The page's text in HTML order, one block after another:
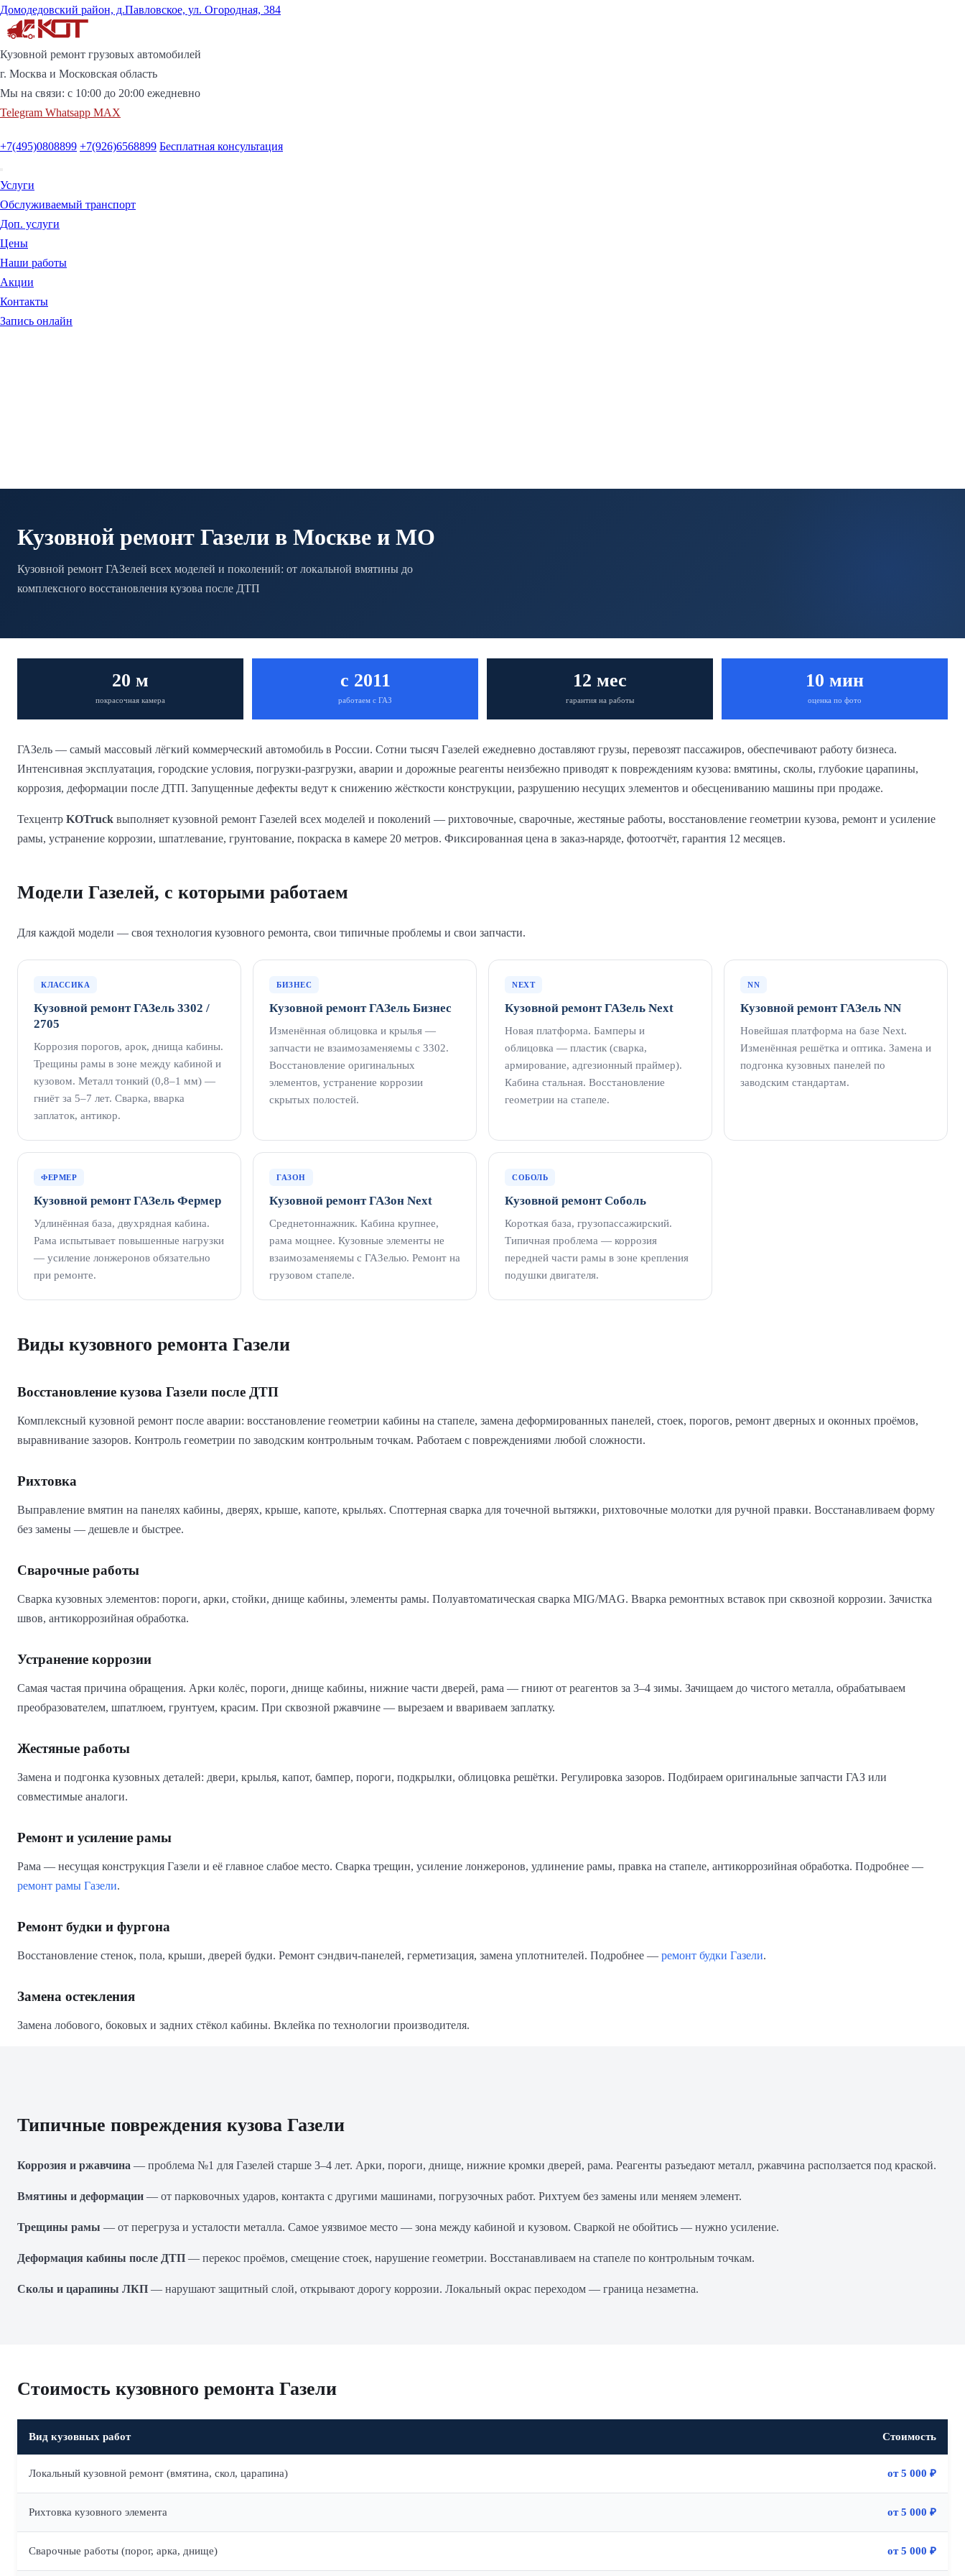
Домодедовский район, д.Павловское, ул. Огородная, 384
Кузовной ремонт грузовых автомобилей
г. Москва и Московская область
Мы на связи: с 10:00 до 20:00 ежедневно
Telegram Whatsapp MAX
+7(495)0808899 +7(926)6568899 Бесплатная консультация
Услуги
Обслуживаемый транспорт
Доп. услуги
Цены
Наши работы
Акции
Контакты
Запись онлайн
Кузовной ремонт Газели в Москве и МО
Кузовной ремонт ГАЗелей всех моделей и поколений: от локальной вмятины до
комплексного восстановления кузова после ДТП
20 м
покрасочная камера
с 2011
работаем с ГАЗ
12 мес
гарантия на работы
10 мин
оценка по фото
ГАЗель — самый массовый лёгкий коммерческий автомобиль в России. Сотни тысяч Газелей ежедневно доставляют грузы, перевозят пассажиров, обеспечивают работу бизнеса.
Интенсивная эксплуатация, городские условия, погрузки-разгрузки, аварии и дорожные реагенты неизбежно приводят к повреждениям кузова: вмятины, сколы, глубокие царапины,
коррозия, деформации после ДТП. Запущенные дефекты ведут к снижению жёсткости конструкции, разрушению несущих элементов и обесцениванию машины при продаже.
Техцентр KOTruck выполняет кузовной ремонт Газелей всех моделей и поколений — рихтовочные, сварочные, жестяные работы, восстановление геометрии кузова, ремонт и усиление
рамы, устранение коррозии, шпатлевание, грунтование, покраска в камере 20 метров. Фиксированная цена в заказ-наряде, фотоотчёт, гарантия 12 месяцев.
Модели Газелей, с которыми работаем
Для каждой модели — своя технология кузовного ремонта, свои типичные проблемы и свои запчасти.
КЛАССИКА
Кузовной ремонт ГАЗель 3302 /
2705
Коррозия порогов, арок, днища кабины.
Трещины рамы в зоне между кабиной и
кузовом. Металл тонкий (0,8–1 мм) —
гниёт за 5–7 лет. Сварка, вварка
заплаток, антикор.
БИЗНЕС
Кузовной ремонт ГАЗель Бизнес
Изменённая облицовка и крылья —
запчасти не взаимозаменяемы с 3302.
Восстановление оригинальных
элементов, устранение коррозии
скрытых полостей.
NEXT
Кузовной ремонт ГАЗель Next
Новая платформа. Бамперы и
облицовка — пластик (сварка,
армирование, адгезионный праймер).
Кабина стальная. Восстановление
геометрии на стапеле.
NN
Кузовной ремонт ГАЗель NN
Новейшая платформа на базе Next.
Изменённая решётка и оптика. Замена и
подгонка кузовных панелей по
заводским стандартам.
ФЕРМЕР
Кузовной ремонт ГАЗель Фермер
Удлинённая база, двухрядная кабина.
Рама испытывает повышенные нагрузки
— усиление лонжеронов обязательно
при ремонте.
ГАЗОН
Кузовной ремонт ГАЗон Next
Среднетоннажник. Кабина крупнее,
рама мощнее. Кузовные элементы не
взаимозаменяемы с ГАЗелью. Ремонт на
грузовом стапеле.
СОБОЛЬ
Кузовной ремонт Соболь
Короткая база, грузопассажирский.
Типичная проблема — коррозия
передней части рамы в зоне крепления
подушки двигателя.
Виды кузовного ремонта Газели
Восстановление кузова Газели после ДТП
Комплексный кузовной ремонт после аварии: восстановление геометрии кабины на стапеле, замена деформированных панелей, стоек, порогов, ремонт дверных и оконных проёмов,
выравнивание зазоров. Контроль геометрии по заводским контрольным точкам. Работаем с повреждениями любой сложности.
Рихтовка
Выправление вмятин на панелях кабины, дверях, крыше, капоте, крыльях. Споттерная сварка для точечной вытяжки, рихтовочные молотки для ручной правки. Восстанавливаем форму
без замены — дешевле и быстрее.
Сварочные работы
Сварка кузовных элементов: пороги, арки, стойки, днище кабины, элементы рамы. Полуавтоматическая сварка MIG/MAG. Вварка ремонтных вставок при сквозной коррозии. Зачистка
швов, антикоррозийная обработка.
Устранение коррозии
Самая частая причина обращения. Арки колёс, пороги, днище кабины, нижние части дверей, рама — гниют от реагентов за 3–4 зимы. Зачищаем до чистого металла, обрабатываем
преобразователем, шпатлюем, грунтуем, красим. При сквозной ржавчине — вырезаем и ввариваем заплатку.
Жестяные работы
Замена и подгонка кузовных деталей: двери, крылья, капот, бампер, пороги, подкрылки, облицовка решётки. Регулировка зазоров. Подбираем оригинальные запчасти ГАЗ или
совместимые аналоги.
Ремонт и усиление рамы
Рама — несущая конструкция Газели и её главное слабое место. Сварка трещин, усиление лонжеронов, удлинение рамы, правка на стапеле, антикоррозийная обработка. Подробнее —
ремонт рамы Газели.
Ремонт будки и фургона
Восстановление стенок, пола, крыши, дверей будки. Ремонт сэндвич-панелей, герметизация, замена уплотнителей. Подробнее — ремонт будки Газели.
Замена остекления
Замена лобового, боковых и задних стёкол кабины. Вклейка по технологии производителя.
Типичные повреждения кузова Газели
Коррозия и ржавчина — проблема №1 для Газелей старше 3–4 лет. Арки, пороги, днище, нижние кромки дверей, рама. Реагенты разъедают металл, ржавчина расползается под краской.
Вмятины и деформации — от парковочных ударов, контакта с другими машинами, погрузочных работ. Рихтуем без замены или меняем элемент.
Трещины рамы — от перегруза и усталости металла. Самое уязвимое место — зона между кабиной и кузовом. Сваркой не обойтись — нужно усиление.
Деформация кабины после ДТП — перекос проёмов, смещение стоек, нарушение геометрии. Восстанавливаем на стапеле по контрольным точкам.
Сколы и царапины ЛКП — нарушают защитный слой, открывают дорогу коррозии. Локальный окрас переходом — граница незаметна.
Стоимость кузовного ремонта Газели
Вид кузовных работ Стоимость
Локальный кузовной ремонт (вмятина, скол, царапина) от 5 000 ₽
Рихтовка кузовного элемента от 5 000 ₽
Сварочные работы (порог, арка, днище) от 5 000 ₽